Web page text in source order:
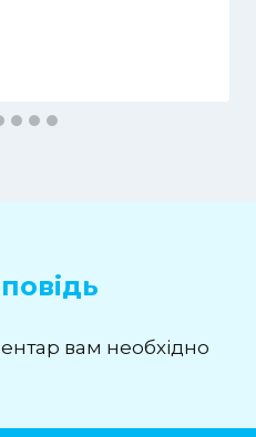
вам необхідно